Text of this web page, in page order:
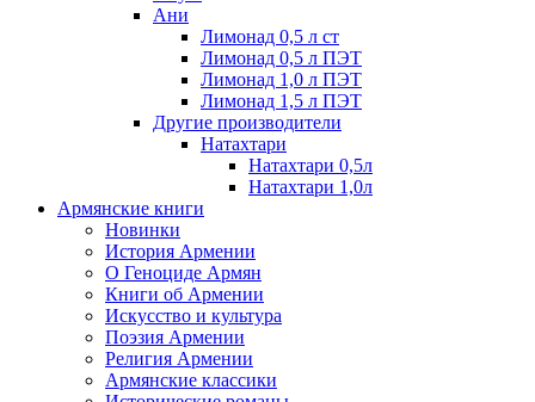
Ани
Лимонад 0,5 л ст
Лимонад 0,5 л ПЭТ
Лимонад 1,0 л ПЭТ
Лимонад 1,5 л ПЭТ
Другие производители
Натахтари
Натахтари 0,5л
Натахтари 1,0л
Армянские книги
Новинки
История Армении
О Геноциде Армян
Книги об Армении
Иcкусство и культура
Поэзия Армении
Религия Армении
Армянские классики